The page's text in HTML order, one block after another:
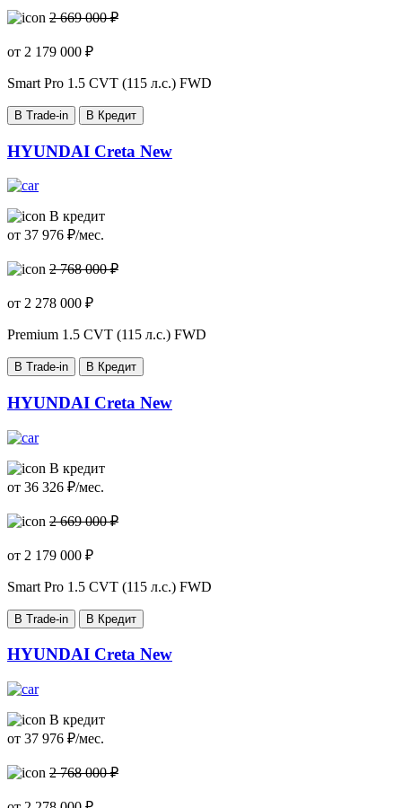
2 669 000 ₽
от 2 179 000 ₽
Smart Pro 1.5 CVT (115 л.с.) FWD
В Trade-in В Кредит
HYUNDAI Creta New
В кредит
от 37 976 ₽/мес.
2 768 000 ₽
от 2 278 000 ₽
Premium 1.5 CVT (115 л.с.) FWD
В Trade-in В Кредит
HYUNDAI Creta New
В кредит
от 36 326 ₽/мес.
2 669 000 ₽
от 2 179 000 ₽
Smart Pro 1.5 CVT (115 л.с.) FWD
В Trade-in В Кредит
HYUNDAI Creta New
В кредит
от 37 976 ₽/мес.
2 768 000 ₽